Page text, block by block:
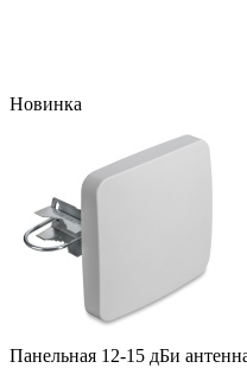
Новинка
Панельная 12-15 дБи